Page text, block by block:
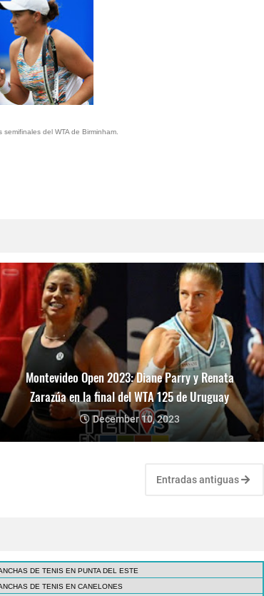
del WTA de Birminham.
Montevideo Open 2023: Diane Parry y Renata
Zarazúa en la final del WTA 125 de Uruguay
December 10, 2023
Entradas antiguas
DE TENIS EN PUNTA DEL ESTE
DE TENIS EN CANELONES